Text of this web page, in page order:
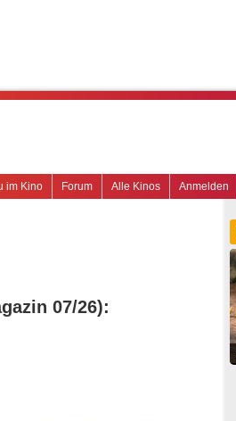
Anmelden
Alle Kinos
Forum
im Kino
07/26):